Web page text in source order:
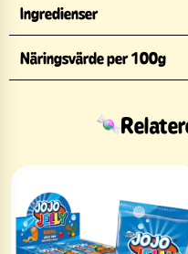
Ingredienser
Näringsvärde per 100g